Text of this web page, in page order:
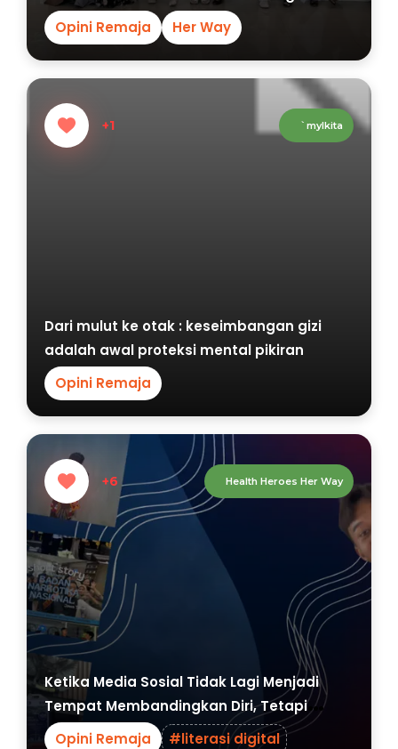
Bersama Komunitas IPPNU
Opini Remaja Her Way
+1 `mylkita
Dari mulut ke otak : keseimbangan gizi
adalah awal proteksi mental pikiran
Opini Remaja
+6 Health Heroes Her Way
Ketika Media Sosial Tidak Lagi Menjadi
Tempat Membandingkan Diri, Tetapi
Tempat Bertumbuh
Opini Remaja #literasi digital